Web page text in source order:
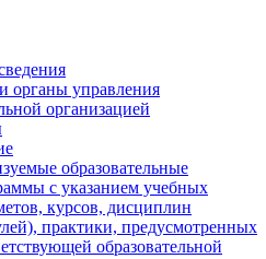
органы управления
организацией
образовательные
с указанием учебных
курсов, дисциплин
практики, предусмотренных
образовательной